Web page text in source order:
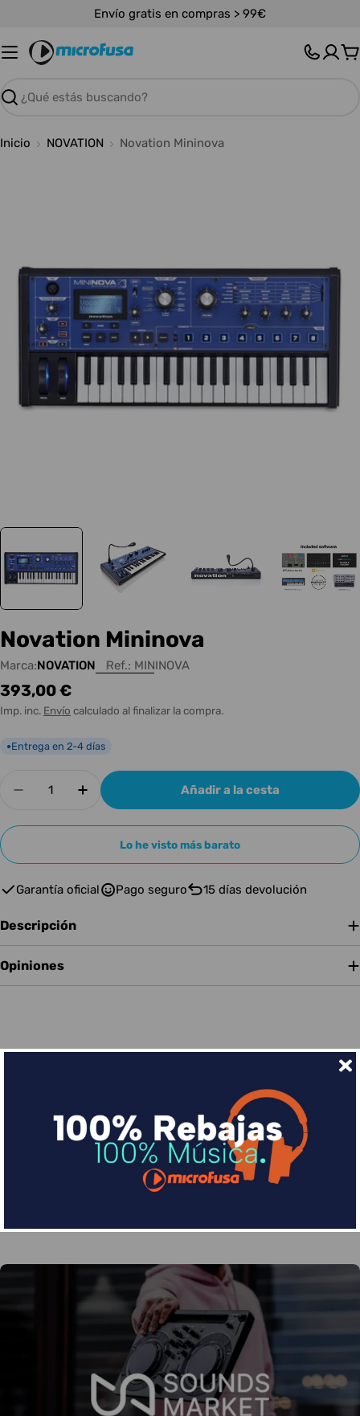
contenido
Envío gratis en compras > 99€
Buscar
Inicio NOVATION Novation Mininova
medios 0 en modal
Novation Mininova
Marca:NOVATION Ref.: MININOVA
Precio
habitual
393,00 €
Imp. inc. Envío calculado al finalizar la compra.
●Entrega en 2-4 días
Disminuir cantidad para Novation Mininova
Aumentar cantidad para Novation
Añadir a la cesta
Lo he visto más barato
Garantía oficial Pago seguro 15 días devolución
Descripción
Opiniones
Financia tus compras con Sequra
Divide en 3 sin coste o hasta en 18 meses por una
pequeña cuota al mes con Sequra
Más info